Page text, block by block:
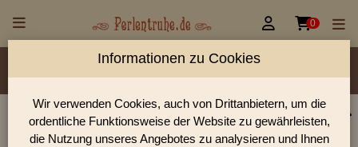
 0
Material/Glassorte Sorte/Form Farbe
Rocailles Größen
Perlen Shop für Glasstifte/Bugles mit lüster Perlen
Informationen zu Cookies
Wir verwenden Cookies, auch von Drittanbietern, um die
ordentliche Funktionsweise der Website zu gewährleisten,
die Nutzung unseres Angebotes zu analysieren und Ihnen